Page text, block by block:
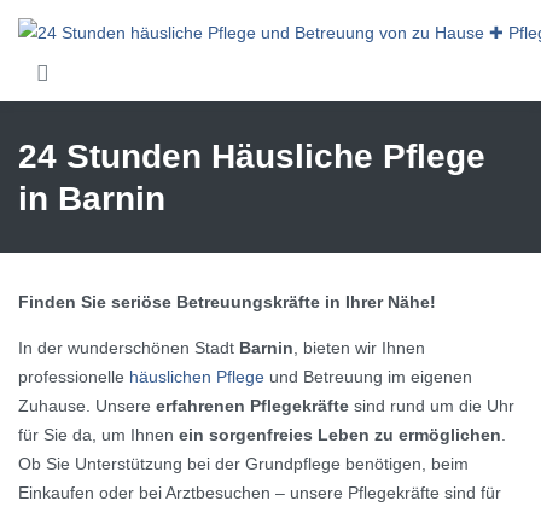
24 Stunden Häusliche Pflege
in Barnin
Finden Sie seriöse Betreuungskräfte in Ihrer Nähe!
In der wunderschönen Stadt Barnin, bieten wir Ihnen
professionelle häuslichen Pflege und Betreuung im eigenen
Zuhause. Unsere erfahrenen Pflegekräfte sind rund um die Uhr
für Sie da, um Ihnen ein sorgenfreies Leben zu ermöglichen.
Ob Sie Unterstützung bei der Grundpflege benötigen, beim
Einkaufen oder bei Arztbesuchen – unsere Pflegekräfte sind für